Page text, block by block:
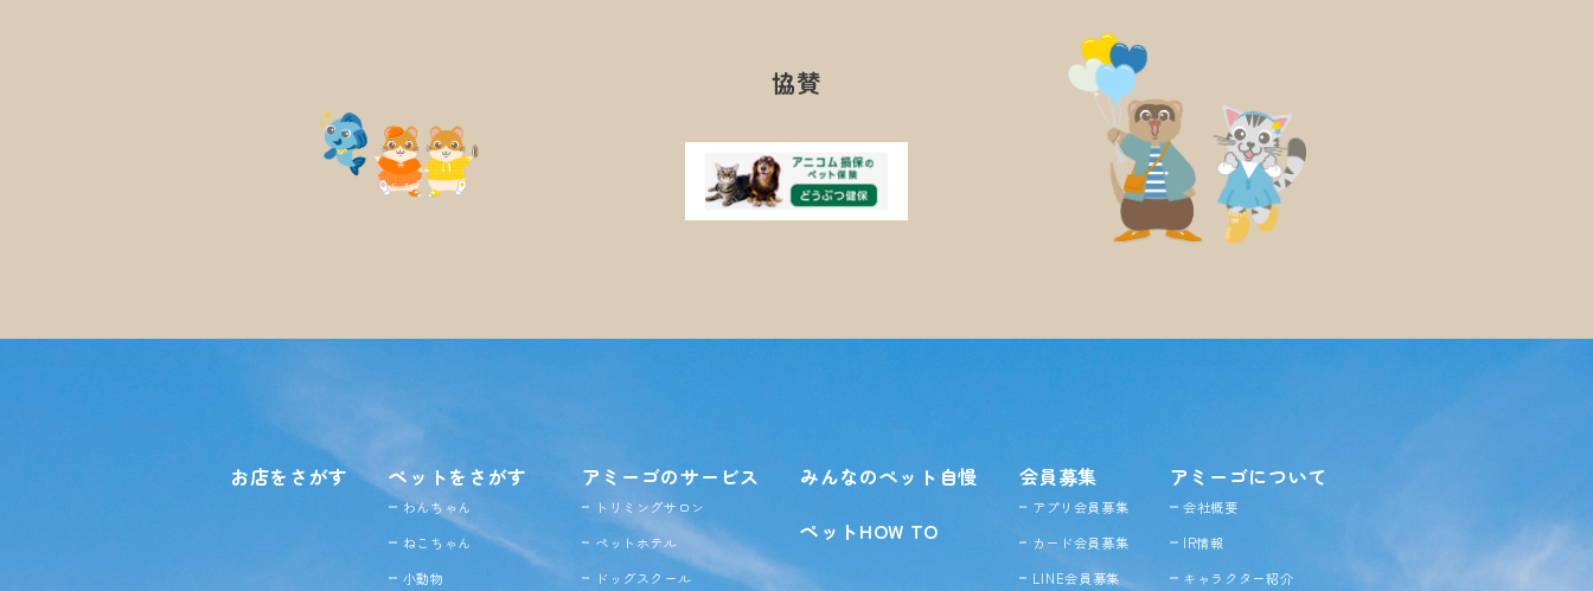
協賛
お店をさがす ペットをさがす
わんちゃん
ねこちゃん
小動物
アミーゴのサービス
トリミングサロン
ペットホテル
ドッグスクール
みんなのペット自慢
ペットHOW TO
会員募集
アプリ会員募集
カード会員募集
LINE会員募集
アミーゴについて
会社概要
IR情報
キャラクター紹介